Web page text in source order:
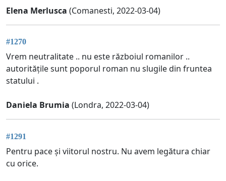
Elena Merlusca (Comanesti, 2022-03-04)
#1270
Vrem neutralitate .. nu este războiul romanilor ..
autoritățile sunt poporul roman nu slugile din fruntea
statului .
Daniela Brumia (Londra, 2022-03-04)
#1291
Pentru pace și viitorul nostru. Nu avem legătura chiar
cu orice.